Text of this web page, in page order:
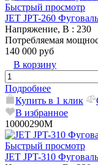
Быстрый просмотр
JET JPT-260
Напряжение, В : 230
Потребляемая
140 000 руб
В корзину
Подробнее
Купить в 1 клик
В избранное
10000290M
Быстрый просмотр
JET JPT-310